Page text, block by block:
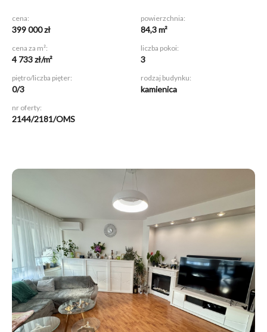
cena:
399 000 zł
powierzchnia:
84,3 m²
cena za m²:
4 733 zł/m²
liczba pokoi:
3
piętro/liczba pięter:
0/3
rodzaj budynku:
kamienica
nr oferty:
2144/2181/OMS